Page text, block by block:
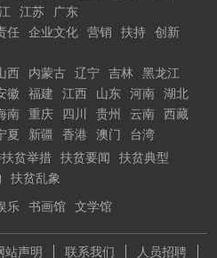
江苏
广东
任 企业文化 营销 扶持
创新
西 内蒙古 辽宁 吉林
黑龙江
徽 福建 江西 山东 河南
湖北
南 重庆 四川 贵州 云南
西藏
夏 新疆 香港 澳门
台湾
乐 书画馆 文学馆
贫举措 扶贫要闻
扶贫典型
扶贫乱象
站声明 联系我们 人员招聘